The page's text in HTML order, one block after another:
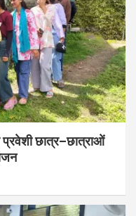
प्रवेशी छात्र–छात्राओं